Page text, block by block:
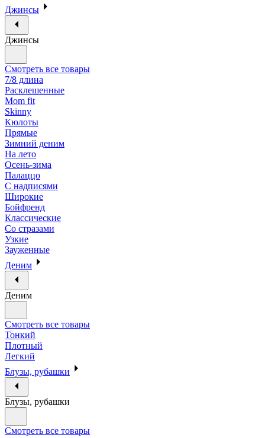
Джинсы
Джинсы
Смотреть все товары
7/8 длина
Расклешенные
Mom fit
Skinny
Кюлоты
Прямые
Зимний деним
На лето
Осень-зима
Палаццо
С надписями
Широкие
Бойфренд
Классические
Со стразами
Узкие
Зауженные
Деним
Деним
Смотреть все товары
Тонкий
Плотный
Легкий
Блузы, рубашки
Блузы, рубашки
Смотреть все товары